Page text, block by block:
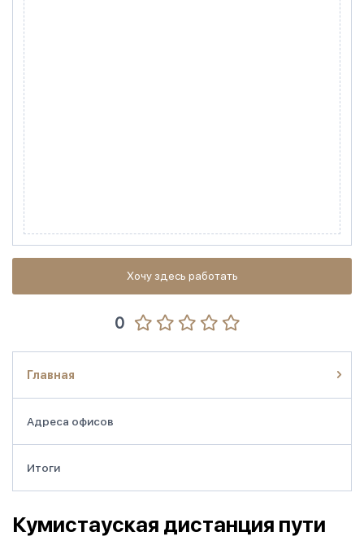
Хочу здесь работать
0
Главная
Адреса офисов
Итоги
Кумистауская дистанция пути